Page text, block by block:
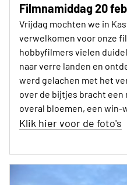
Filmnamiddag 20
Vrijdag mochten we in
verwelkomen voor onze
hobbyfilmers vielen
naar verre landen en
werd gelachen met het
over de bijtjes bracht een
overal bloemen, een win-
Klik hier voor de foto's